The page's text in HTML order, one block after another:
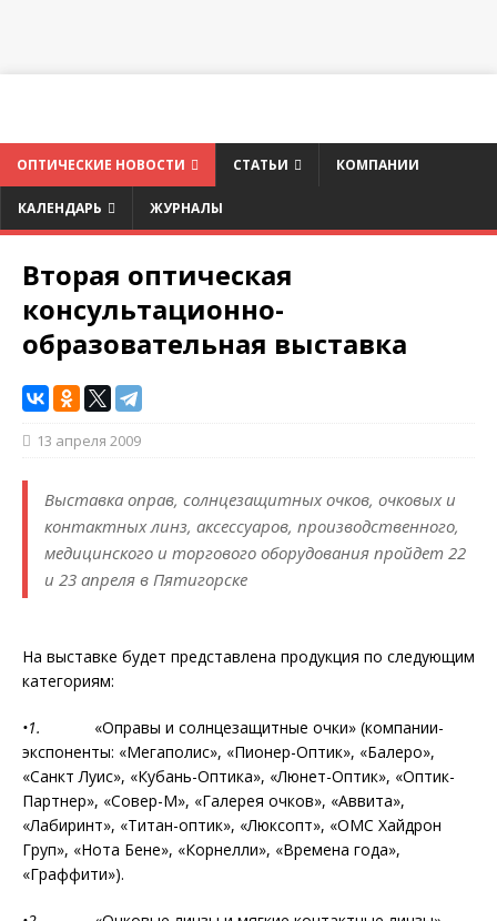
ОПТИЧЕСКИЕ НОВОСТИ СТАТЬИ КОМПАНИИ
КАЛЕНДАРЬ ЖУРНАЛЫ
Вторая оптическая
консультационно-
образовательная выставка
13 апреля 2009
Выставка оправ, солнцезащитных очков, очковых и
контактных линз, аксессуаров, производственного,
медицинского и торгового оборудования пройдет 22
и 23 апреля в Пятигорске
На выставке будет представлена продукция по следующим
категориям:
•1. «Оправы и солнцезащитные очки» (компании-
экспоненты: «Мегаполис», «Пионер-Оптик», «Балеро»,
«Санкт Луис», «Кубань-Оптика», «Люнет-Оптик», «Оптик-
Партнер», «Совер-М», «Галерея очков», «Аввита»,
«Лабиринт», «Титан-оптик», «Люксопт», «ОМС Хайдрон
Груп», «Нота Бене», «Корнелли», «Времена года»,
«Граффити»).